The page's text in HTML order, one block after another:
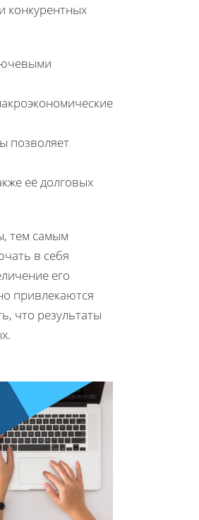
конкурентных
позволяет
её долговых
тем самым
в себя
его
привлекаются
что результаты